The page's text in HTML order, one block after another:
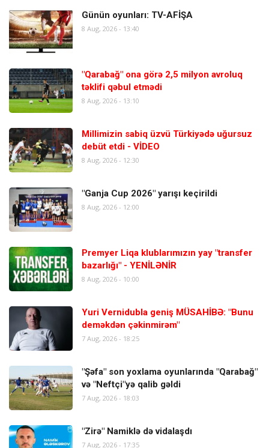
Günün oyunları: TV-AFİŞA
8 Aug, 2026 - 13:40
"Qarabağ" ona görə 2,5 milyon avroluq
təklifi qəbul etmədi
8 Aug, 2026 - 13:10
Millimizin sabiq üzvü Türkiyədə uğursuz
debüt etdi - VİDEO
8 Aug, 2026 - 12:30
"Ganja Cup 2026" yarışı keçirildi
8 Aug, 2026 - 12:00
Premyer Liqa klublarımızın yay "transfer
bazarlığı" - YENİLƏNİR
8 Aug, 2026 - 10:00
Yuri Vernidubla geniş MÜSAHİBƏ: "Bunu
deməkdən çəkinmirəm"
7 Aug, 2026 - 18:25
"Şəfa" son yoxlama oyunlarında "Qarabağ"
və "Neftçi"yə qalib gəldi
7 Aug, 2026 - 18:03
"Zirə" Namiklə də vidalaşdı
7 Aug, 2026 - 17:35